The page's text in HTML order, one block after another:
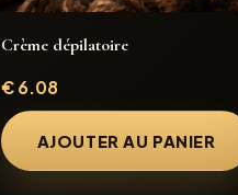
Crème dépilatoire
€ 6.08
AJOUTER AU PANIER